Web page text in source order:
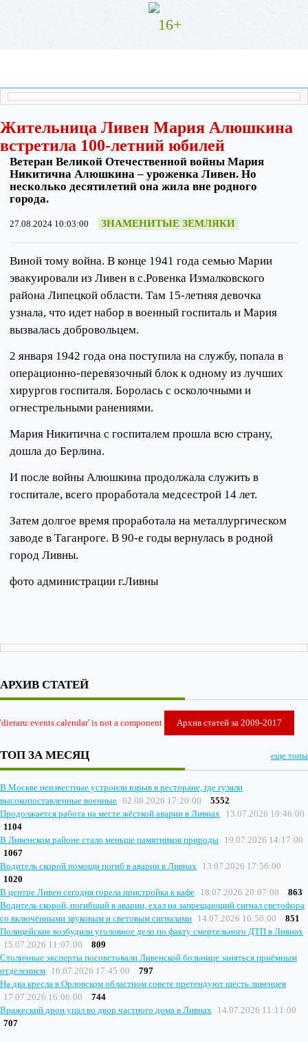
16+
Жительница Ливен Мария Алюшкина
встретила 100-летний юбилей
Ветеран Великой Отечественной войны Мария
Никитична Алюшкина – уроженка Ливен. Но
несколько десятилетий она жила вне родного
города.
27.08.2024 10:03:00 ЗНАМЕНИТЫЕ ЗЕМЛЯКИ
Виной тому война. В конце 1941 года семью Марии
эвакуировали из Ливен в с.Ровенка Измалковского
района Липецкой области. Там 15-летняя девочка
узнала, что идет набор в военный госпиталь и Мария
вызвалась добровольцем.
2 января 1942 года она поступила на службу, попала в
операционно-перевязочный блок к одному из лучших
хирургов госпиталя. Боролась с осколочными и
огнестрельными ранениями.
Мария Никитична с госпиталем прошла всю страну,
дошла до Берлина.
И после войны Алюшкина продолжала служить в
госпитале, всего проработала медсестрой 14 лет.
Затем долгое время проработала на металлургическом
заводе в Таганроге. В 90-е годы вернулась в родной
город Ливны.
фото администрации г.Ливны
АРХИВ СТАТЕЙ
'dieraru:events.calendar' is not a component Архив статей за 2009-2017
ТОП ЗА МЕСЯЦ еще топы
В Москве неизвестные устроили взрыв в ресторане, где гуляли
высокопоставленные военные 02.08.2026 17:20:00
5552
Продолжается работа на месте жёсткой аварии в Ливнах 13.07.2026 19:46:00
1104
В Ливенском районе стало меньше памятников природы 19.07.2026 14:17:00
1067
Водитель скорой помощи погиб в аварии в Ливнах 13.07.2026 17:56:00
1020
В центре Ливен сегодня горела пристройка к кафе 18.07.2026 20:07:00
863
Водитель скорой, погибший в аварии, ехал на запрещающий сигнал светофора
со включёнными звуковым и световым сигналами 14.07.2026 10:50:00
851
Полицейские возбудили уголовное дело по факту смертельного ДТП в Ливнах
15.07.2026 11:07:00
809
Столичные эксперты посоветовали Ливенской больнице заняться приёмным
отделением 16.07.2026 17:45:00
797
На два кресла в Орловском областном совете претендуют шесть ливенцев
17.07.2026 16:06:00
744
Вражеский дрон упал во двор частного дома в Ливнах 14.07.2026 11:11:00
707